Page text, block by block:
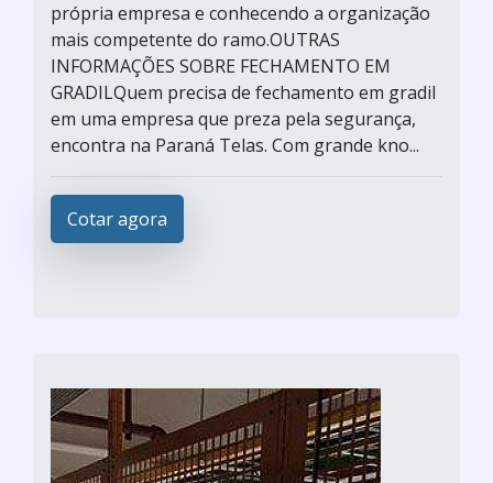
própria empresa e conhecendo a organização
mais competente do ramo.OUTRAS
INFORMAÇÕES SOBRE FECHAMENTO EM
GRADILQuem precisa de fechamento em gradil
em uma empresa que preza pela segurança,
encontra na Paraná Telas. Com grande kno...
Cotar agora